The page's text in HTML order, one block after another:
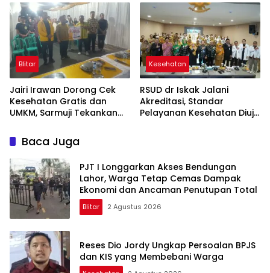
Blitar.
Blitar
Jairi Irawan Dorong Cek
Kesehatan Gratis dan
UMKM, Sarmuji Tekankan
Blitar
Kesehatan
RSUD dr Iskak Jalani
Akreditasi, Standar
Pelayanan Kesehatan Diuji
Baca Juga
PJT I Longgarkan Akses Bendungan
Lahor, Warga Tetap Cemas Dampak
Ekonomi dan Ancaman Penutupan Total
Blitar 2 Agustus 2026
Reses Dio Jordy Ungkap Persoalan BPJS
dan KIS yang Membebani Warga